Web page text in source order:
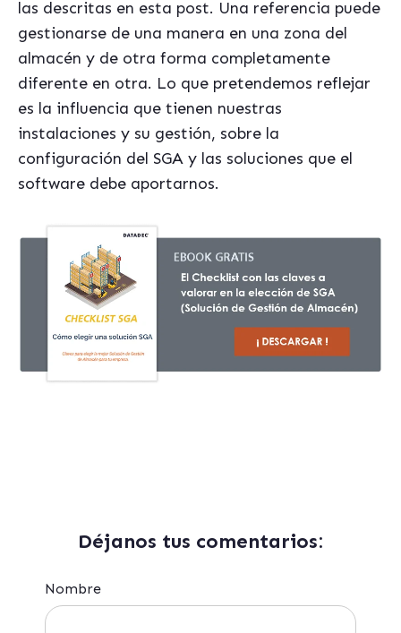
las descritas en esta post. Una referencia puede
gestionarse de una manera en una zona del
almacén y de otra forma completamente
diferente en otra. Lo que pretendemos reflejar
es la influencia que tienen nuestras
instalaciones y su gestión, sobre la
configuración del SGA y las soluciones que el
software debe aportarnos.
Déjanos tus comentarios:
Nombre